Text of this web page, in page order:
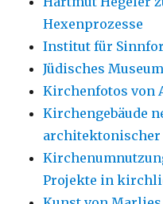
Hexenprozesse
Institut für
Jüdisches
Kirchenfotos von
Kirchengebäude
architektonischer
Projekte in